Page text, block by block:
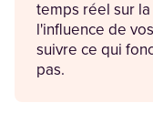
temps réel sur
l'influence de
suivre ce qui
pas.